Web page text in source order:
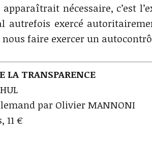
nécessaire, c’est
autrefois exercé
nous faire exercer un
LA TRANSPARENCE
par Olivier MANNONI
11 €